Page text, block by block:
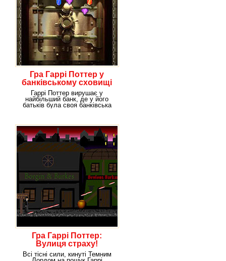
Гра Гаррі Поттер у
банківському сховищі
Гаррі Поттер вирушає у
найбільший банк, де у його
батьків була своя банківська
Гра Гаррі Поттер:
Вулиця страху!
Всі тісні сили, кинуті Темним